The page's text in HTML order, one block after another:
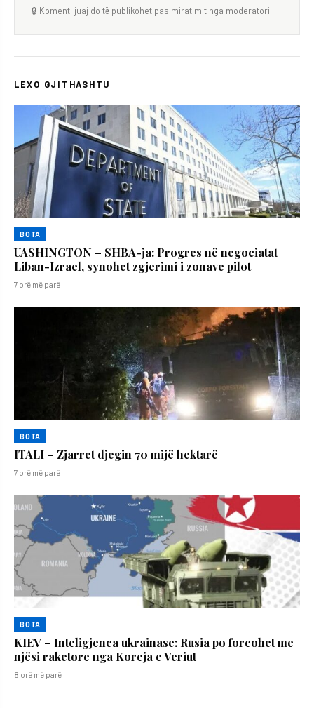
🔒 Komenti juaj do të publikohet pas miratimit nga moderatori.
LEXO GJITHASHTU
BOTA
UASHINGTON – SHBA-ja: Progres në negociatat
Liban-Izrael, synohet zgjerimi i zonave pilot
7 orë më parë
BOTA
ITALI – Zjarret djegin 70 mijë hektarë
7 orë më parë
BOTA
KIEV – Inteligjenca ukrainase: Rusia po forcohet me
njësi raketore nga Koreja e Veriut
8 orë më parë